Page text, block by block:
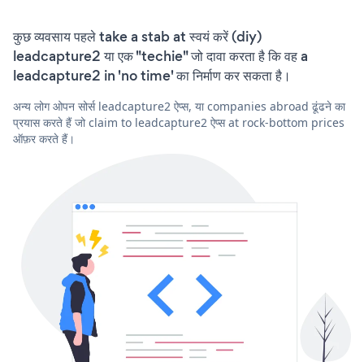
कुछ व्यवसाय पहले take a stab at स्वयं करें (diy)
leadcapture2 या एक "techie" जो दावा करता है कि वह a
leadcapture2 in 'no time' का निर्माण कर सकता है।
अन्य लोग ओपन सोर्स leadcapture2 ऐप्स, या companies abroad ढूंढने का
प्रयास करते हैं जो claim to leadcapture2 ऐप्स at rock-bottom prices
ऑफ़र करते हैं।